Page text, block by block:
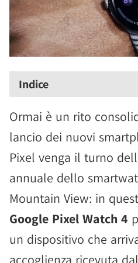
Indice
Ormai è un rito
lancio dei nuovi
Pixel venga il turno
annuale dello
Mountain View: in
Google Pixel Watch 4
un dispositivo che
accoglienza ricevuta